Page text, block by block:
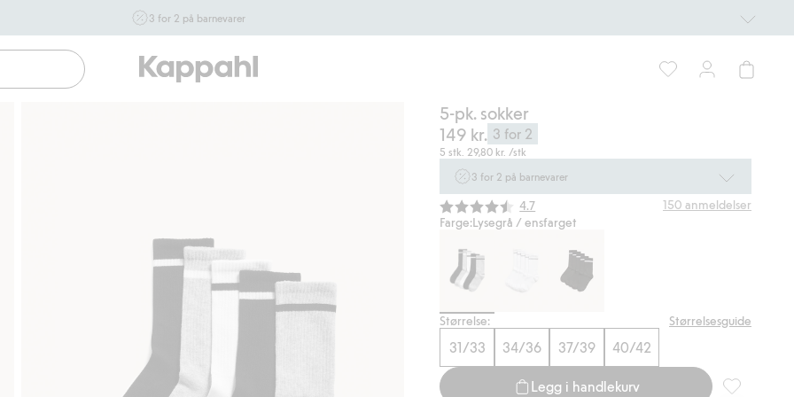
3 for 2 på barnevarer
inngår i tilbudet tom. 17/8 i butikk & online for deg som er
eller blir medlem. Kan ikke kombineres med andre tilbud
eller rabatter.
5-pk. sokker
149 kr. 3 for 2
5 stk.29,80 kr. /stk
3 for 2 på barnevarer
Ikke Newbie. Gjelder når du handler 2 eller flere varer som
inngår i tilbudet tom. 17/8 i butikk & online for deg som er
eller blir medlem. Kan ikke kombineres med andre tilbud eller
Handle nå
Gjennomsnittskarakter:
4.7 150 anmeldelser
Farge:Lysegrå / ensfarget
Størrelse: Størrelsesguide
31/33 34/36 37/39 40/42
Legg i handlekurv